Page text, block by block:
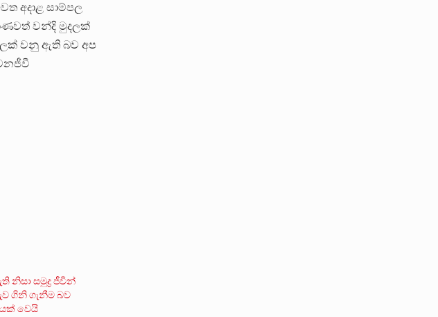
අදාළ සාම්පල
වන්දි මුදලක්
වනු ඇති බව අප
නිසා සමුද්‍ර ජීවින්
ගිනි ගැනීම බව
වෙයි